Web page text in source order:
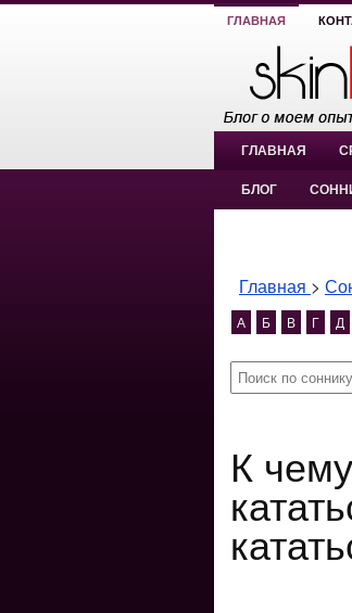
ГЛАВНАЯ
ГЛАВНАЯ
БЛОГ
Главная >
А Б В Г Д
К чему снится сонник сноуборд